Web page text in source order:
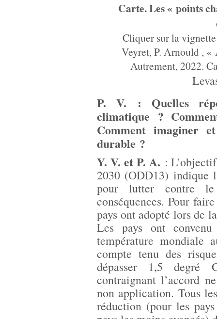
Carte. Les « points
Cliquer sur la
Veyret, P. Arnould ,
Autrement, 2022.
P. V. : Quelles
climatique ?
Comment imaginer
durable ?
Y. V. et P. A. :
2030 (ODD13) indique
pour lutter contre le
conséquences. Pour
pays ont adopté lors de
Les pays ont
température mondiale
compte tenu des
dépasser 1,5 degré
contraignant l’accord
non application. Tous
réduction (pour les